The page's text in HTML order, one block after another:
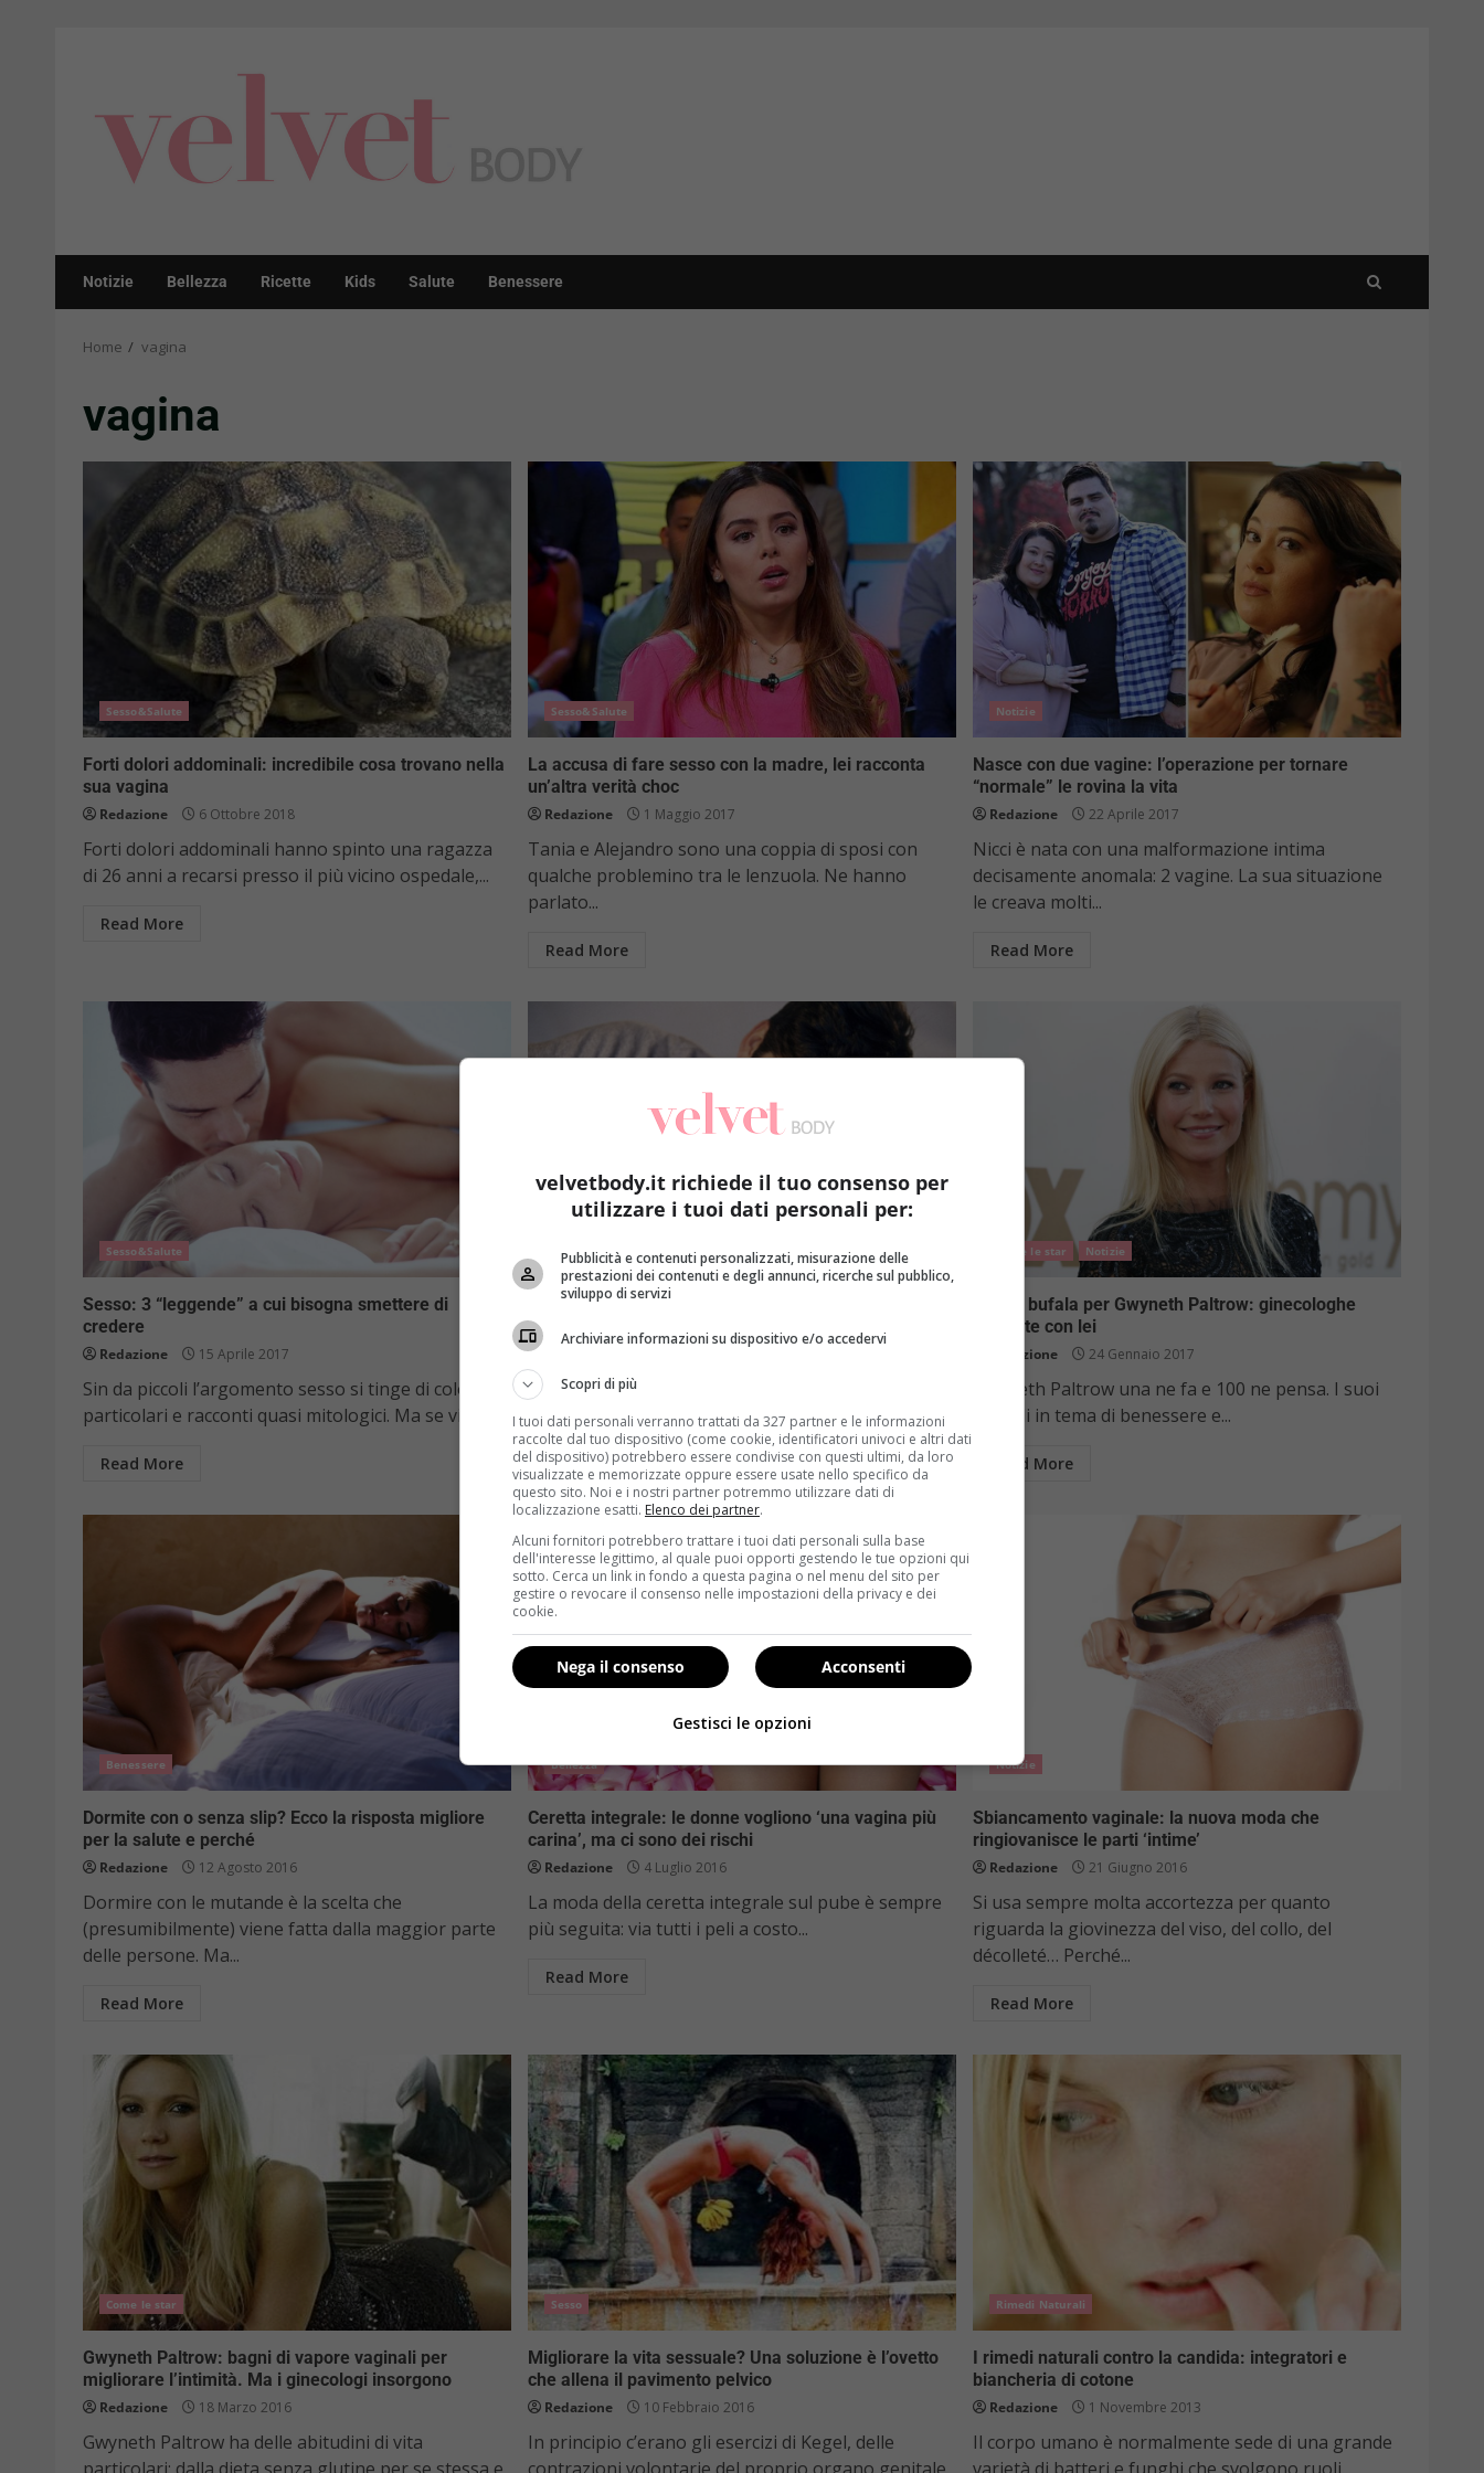
Notizie Bellezza Ricette Kids Salute Benessere
Home vagina
vagina
Sesso&Salute
Forti dolori addominali: incredibile cosa trovano nella
sua vagina
Redazione 6 Ottobre 2018
Forti dolori addominali hanno spinto una ragazza
di 26 anni a recarsi presso il più vicino ospedale,...
Read More
Sesso&Salute
La accusa di fare sesso con la madre, lei racconta
un’altra verità choc
Redazione 1 Maggio 2017
Tania e Alejandro sono una coppia di sposi con
qualche problemino tra le lenzuola. Ne hanno
parlato...
Read More
Notizie
Nasce con due vagine: l’operazione per tornare
“normale” le rovina la vita
Redazione 22 Aprile 2017
Nicci è nata con una malformazione intima
decisamente anomala: 2 vagine. La sua situazione
le creava molti...
Read More
Sesso&Salute
Sesso: 3 “leggende” a cui bisogna smettere di
credere
Redazione 15 Aprile 2017
Sin da piccoli l’argomento sesso si tinge di colori
particolari e racconti quasi mitologici. Ma se vi...
Read More
Sesso&Salute
Sesso, orgasmo, punto G: la sessuologa sfata i 5 miti
più diffusi
Parlare di sesso è facile ma dire cose “giuste” non
viene altrettanto bene a tutti: una sessuologa...
Read More
Come le star Notizie
Nuova bufala per Gwyneth Paltrow: ginecologhe
infuriate con lei
Redazione 24 Gennaio 2017
Gwyneth Paltrow una ne fa e 100 ne pensa. I suoi
metodi in tema di benessere e...
Read More
Benessere
Dormite con o senza slip? Ecco la risposta migliore
per la salute e perché
Redazione 12 Agosto 2016
Dormire con le mutande è la scelta che
(presumibilmente) viene fatta dalla maggior parte
delle persone. Ma...
Read More
Bellezza
Ceretta integrale: le donne vogliono ‘una vagina più
carina’, ma ci sono dei rischi
Redazione 4 Luglio 2016
La moda della ceretta integrale sul pube è sempre
più seguita: via tutti i peli a costo...
Read More
Notizie
Sbiancamento vaginale: la nuova moda che
ringiovanisce le parti ‘intime’
Redazione 21 Giugno 2016
Si usa sempre molta accortezza per quanto
riguarda la giovinezza del viso, del collo, del
décolleté… Perché...
Read More
Come le star
Gwyneth Paltrow: bagni di vapore vaginali per
migliorare l’intimità. Ma i ginecologi insorgono
Redazione 18 Marzo 2016
Gwyneth Paltrow ha delle abitudini di vita
Sesso
Migliorare la vita sessuale? Una soluzione è l’ovetto
che allena il pavimento pelvico
Redazione 10 Febbraio 2016
In principio c’erano gli esercizi di Kegel, delle
Rimedi Naturali
I rimedi naturali contro la candida: integratori e
biancheria di cotone
Redazione 1 Novembre 2013
Il corpo umano è normalmente sede di una grande
velvetbody.it richiede il tuo consenso per
utilizzare i tuoi dati personali per:
Pubblicità e contenuti personalizzati, misurazione delle
prestazioni dei contenuti e degli annunci, ricerche sul pubblico,
sviluppo di servizi
Archiviare informazioni su dispositivo e/o accedervi
Scopri di più
I tuoi dati personali verranno trattati da 327 partner e le informazioni
raccolte dal tuo dispositivo (come cookie, identificatori univoci e altri dati
del dispositivo) potrebbero essere condivise con questi ultimi, da loro
visualizzate e memorizzate oppure essere usate nello specifico da
questo sito. Noi e i nostri partner potremmo utilizzare dati di
localizzazione esatti. Elenco dei partner.
Alcuni fornitori potrebbero trattare i tuoi dati personali sulla base
dell'interesse legittimo, al quale puoi opporti gestendo le tue opzioni qui
sotto. Cerca un link in fondo a questa pagina o nel menu del sito per
gestire o revocare il consenso nelle impostazioni della privacy e dei
cookie.
Acconsenti
Nega il consenso
Gestisci le opzioni